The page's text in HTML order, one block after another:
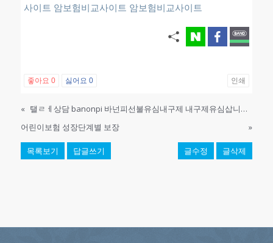
사이트 암보험비교사이트 암보험비교사이트
좋아요 0 싫어요 0 인쇄
«
탤ㄹㅔ상담 banonpi 바넌피선불유심내구제 내구제유심삽니다 무직자10등급연체자공인인증서대출 안동시장기연체자비대면소액급전대출 카카오톡비상금대출 ROV
어린이보험 성장단계별 보장
»
목록보기 답글쓰기 글수정 글삭제